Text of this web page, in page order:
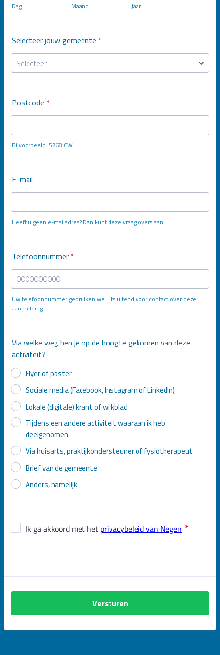
Dag Maand Jaar
Selecteer jouw gemeente *
Postcode *
Bijvoorbeeld: 5768 CW
E-mail
Heeft u geen e-mailadres? Dan kunt deze vraag overslaan.
Telefoonnummer *
Uw telefoonnummer gebruiken we uitsluitend voor contact over deze
aanmelding
Via welke weg ben je op de hoogte gekomen van deze
activiteit?
Flyer of poster
Sociale media (Facebook, Instagram of LinkedIn)
Lokale (digitale) krant of wijkblad
Tijdens een andere activiteit waaraan ik heb
deelgenomen
Via huisarts, praktijkondersteuner of fysiotherapeut
Brief van de gemeente
Anders, namelijk
Versturen